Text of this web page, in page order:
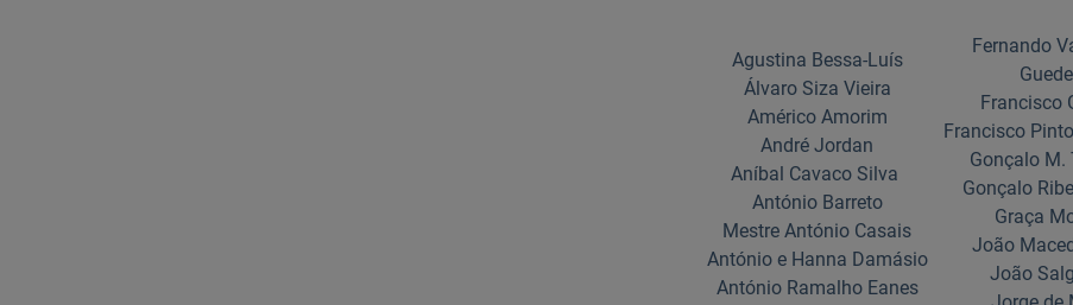
Agustina Bessa-Luís
Álvaro Siza Vieira
Américo Amorim
André Jordan
Aníbal Cavaco Silva
António Barreto
Mestre António Casais
António e Hanna Damásio
António Ramalho Eanes
Fernando
Francisco
Francisco
Gonçalo M.
Gonçalo
Graça
João
João